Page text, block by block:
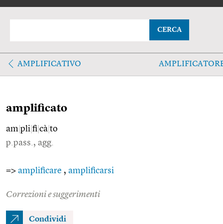
CERCA
AMPLIFICATIVO
amplificato
am pli fi cà to
p.pass., agg.
=> amplificare , amplificarsi
Correzioni e suggerimenti
Condividi